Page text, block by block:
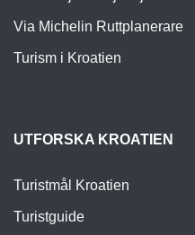
Via Michelin Ruttplanerare
Turism i Kroatien
UTFORSKA KROATIEN
Turistmål Kroatien
Turistguide